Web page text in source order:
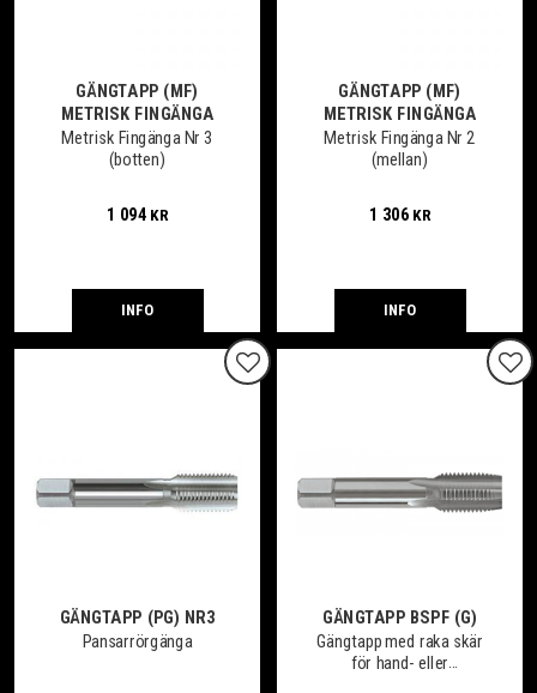
GÄNGTAPP (MF)
METRISK FINGÄNGA
Metrisk Fingänga Nr 3
(botten)
1 094KR
INFO
GÄNGTAPP (MF)
METRISK FINGÄNGA
Metrisk Fingänga Nr 2
(mellan)
1 306KR
INFO
GÄNGTAPP (PG) NR3
Pansarrörgänga
Lägg till i favoriter
GÄNGTAPP BSPF (G)
Gängtapp med raka skär
för hand- eller